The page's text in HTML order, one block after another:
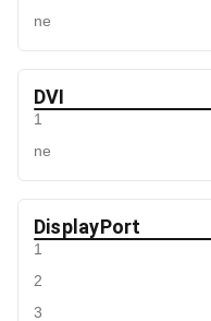
ne
DVI
1
ne
DisplayPort
1
2
3